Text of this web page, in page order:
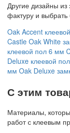
Другие дизайны из
фактуру и выбрать
Oak Accent
Castle Oak White
клеевой пол 6 мм
Deluxe клеевой
мм Oak Deluxe
С этим
Материалы,
работ с клеевым